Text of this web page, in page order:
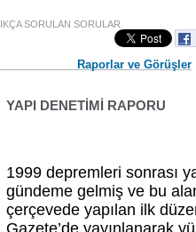
SORULAN SORULAR
Raporlar ve Görüşler
YAPI DENETİMİ RAPORU
1999 depremleri sonrası
gündeme gelmiş ve bu
çerçevede yapılan ilk
Gazete’de yayınlanarak